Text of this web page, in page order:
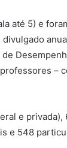
até 5) e
–
e
e 548